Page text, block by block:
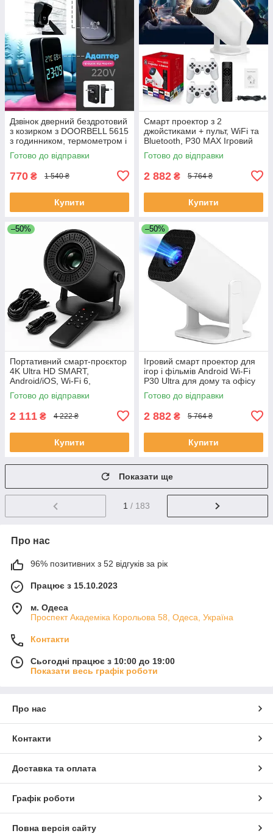
Дзвінок дверний бездротовий
з козирком з DOORBELL 5615
з годинником, термометром і
показником вологості RA-32
Готово до відправки
770 ₴ 1 540 ₴
Купити
Смарт проектор з 2
джойстиками + пульт, WiFi та
Bluetooth, Р30 МАХ Ігровий
проектор для дому приставка
UX-20
Готово до відправки
2 882 ₴ 5 764 ₴
Купити
–50%
Портативний смарт-проєктор
4K Ultra HD SMART,
Android/iOS, Wi-Fi 6,
Bluetooth, HDMI, домашній
кінотеатр JU-56
Готово до відправки
2 111 ₴ 4 222 ₴
Купити
–50%
Ігровий смарт проектор для
ігор і фільмів Android Wi-Fi
P30 Ultra для дому та офісу
домашній кінотеатр SC-76
Готово до відправки
2 882 ₴ 5 764 ₴
Купити
Показати ще
1 / 183
Про нас
96% позитивних з 52 відгуків за рік
Працює з 15.10.2023
м. Одеса
Проспект Академіка Корольова 58, Одеса, Україна
Контакти
Сьогодні працює з 10:00 до 19:00
Показати весь графік роботи
Про нас
Контакти
Доставка та оплата
Графік роботи
Повна версія сайту